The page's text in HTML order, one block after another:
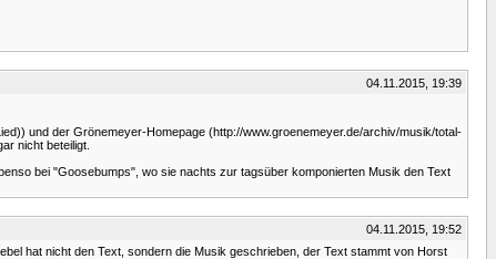
04.11.2015, 19:39
und der Grönemeyer-Homepage (http://www.groenemeyer.de/archiv/musik/total-
nicht beteiligt.
bei "Goosebumps", wo sie nachts zur tagsüber komponierten Musik den Text
04.11.2015, 19:52
hat nicht den Text, sondern die Musik geschrieben, der Text stammt von Horst